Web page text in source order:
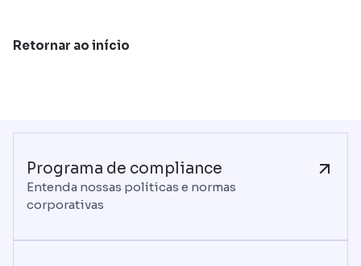
Retornar ao início
Programa de compliance
Entenda nossas políticas e normas
corporativas